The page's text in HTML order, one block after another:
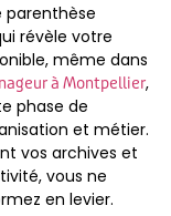
parenthèse
révèle votre
même dans
à Montpellier,
phase de
et métier.
vos archives et
vous ne
en levier.